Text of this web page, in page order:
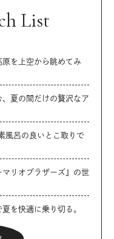
List
を上空から眺めてみ
夏の間だけの贅沢なア
風呂の良いとこ取りで
リオブラザーズ』の世
を快適に乗り切る。